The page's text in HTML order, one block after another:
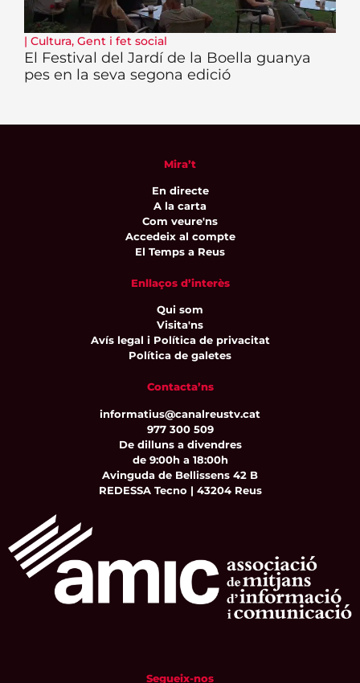
| Cultura, Gent i fet social
El Festival del Jardí de la Boella guanya
pes en la seva segona edició
Mira’t
En directe
A la carta
Com veure'ns
Accedeix al compte
El Temps a Reus
Enllaços d’interès
Qui som
Visita'ns
Avís legal i Política de privacitat
Política de galetes
Contacta’ns
informatius@canalreustv.cat
977 300 509
De dilluns a divendres
de 9:00h a 18:00h
Avinguda de Bellissens 42 B
REDESSA Tecno | 43204 Reus
Segueix-nos